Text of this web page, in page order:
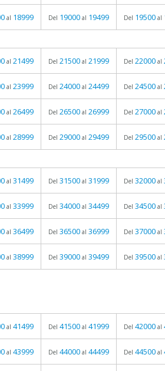
al 18999 Del 19000 al 19499 Del 19500 al
al 21499 Del 21500 al 21999 Del 22000 al
al 23999 Del 24000 al 24499 Del 24500 al
al 26499 Del 26500 al 26999 Del 27000 al
al 28999 Del 29000 al 29499 Del 29500 al
al 31499 Del 31500 al 31999 Del 32000 al
al 33999 Del 34000 al 34499 Del 34500 al
al 36499 Del 36500 al 36999 Del 37000 al
al 38999 Del 39000 al 39499 Del 39500 al
al 41499 Del 41500 al 41999 Del 42000 al
al 43999 Del 44000 al 44499 Del 44500 al